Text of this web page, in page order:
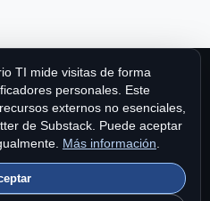
Publishing International Ltd.
TI mide visitas de forma
personales. Este
externos no esenciales,
de Substack. Puede aceptar
Más información